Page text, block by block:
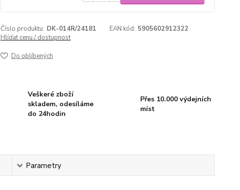
Číslo produktu: DK-014R/24181 EAN kód: 5905602912322
Hlídat cenu / dostupnost
Do oblíbených
Veškeré zboží
skladem, odesíláme
do 24hodin
Přes 10.000 výdejních
míst
Parametry